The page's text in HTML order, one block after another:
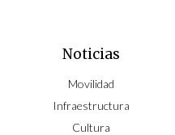
Noticias
Movilidad
Infraestructura
Cultura